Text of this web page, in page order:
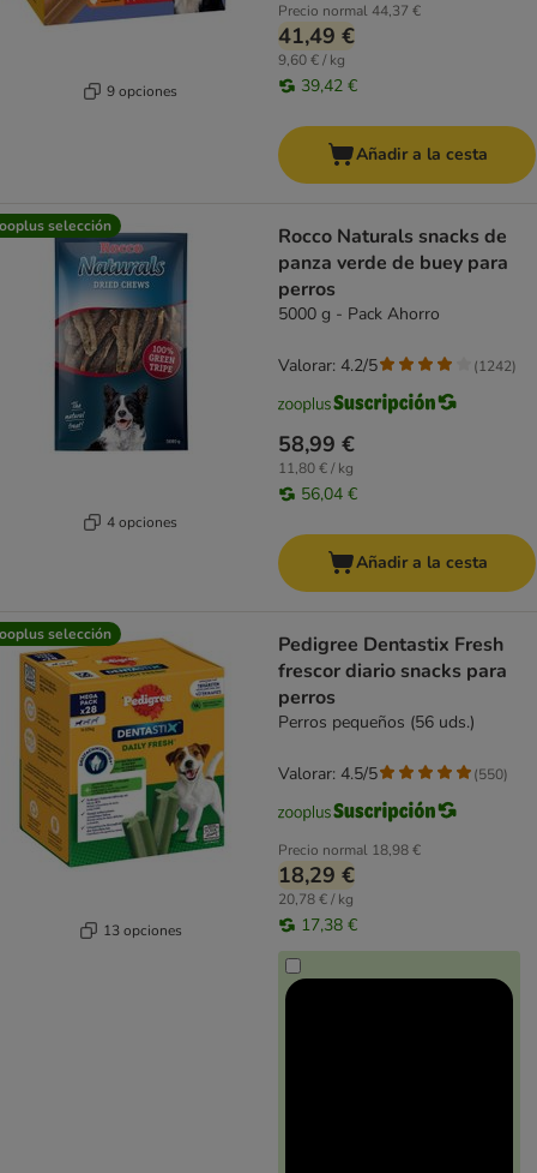
9 opciones
Precio normal44,37 €
41,49 €
9,60 € / kg
39,42 €
Añadir a la cesta
selección
4 opciones
Rocco Naturals snacks de
panza verde de buey para
perros
5000 g - Pack Ahorro
58,99 €
11,80 € / kg
56,04 €
Valorar: 4.2/5 (1242)
Añadir a la cesta
selección
13 opciones
Pedigree Dentastix Fresh
frescor diario snacks para
perros
Perros pequeños (56 uds.)
Precio normal 18,98 €
18,29 €
20,78 € / kg
17,38 €
Valorar: 4.5/5 (550)